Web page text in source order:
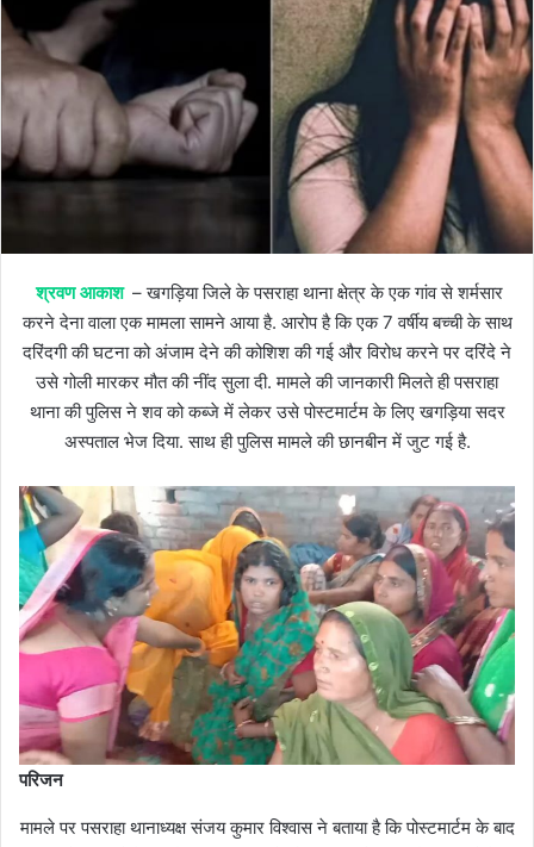
श्रवण आकाश – खगड़िया जिले के पसराहा थाना क्षेत्र के एक गांव से शर्मसार
करने देना वाला एक मामला सामने आया है. आरोप है कि एक 7 वर्षीय बच्ची के साथ
दरिंदगी की घटना को अंजाम देने की कोशिश की गई और विरोध करने पर दरिंदे ने
उसे गोली मारकर मौत की नींद सुला दी. मामले की जानकारी मिलते ही पसराहा
थाना की पुलिस ने शव को कब्जे में लेकर उसे पोस्टमार्टम के लिए खगड़िया सदर
अस्पताल भेज दिया. साथ ही पुलिस मामले की छानबीन में जुट गई है.
परिजन
मामले पर पसराहा थानाध्यक्ष संजय कुमार विश्वास ने बताया है कि पोस्टमार्टम के बाद